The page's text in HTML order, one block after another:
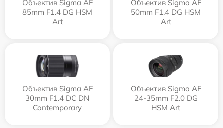
Объектив Sigma AF
85mm F1.4 DG HSM
Art
Объектив Sigma AF
50mm F1.4 DG HSM
Art
Объектив Sigma AF
30mm F1.4 DC DN
Contemporary
Объектив Sigma AF
24-35mm F2.0 DG
HSM Art